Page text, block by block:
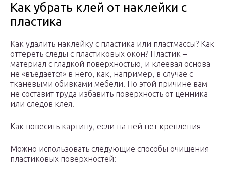
Как убрать клей от наклейки с
пластика
Как удалить наклейку с пластика или пластмассы? Как
оттереть следы с пластиковых окон? Пластик –
материал с гладкой поверхностью, и клеевая основа
не «въедается» в него, как, например, в случае с
тканевыми обивками мебели. По этой причине вам
не составит труда избавить поверхность от ценника
или следов клея.
Как повесить картину, если на ней нет крепления
Можно использовать следующие способы очищения
пластиковых поверхностей: